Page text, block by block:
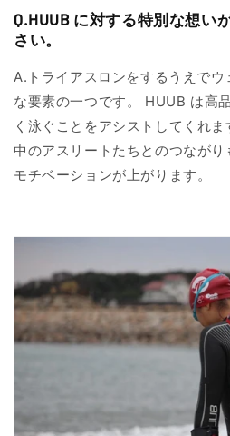
Q.HUUB に対する特別な想い
さい。
A.トライアスロンをするうえで
な要素の一つです。 HUUB は高
く泳ぐことをアシストしてくれ
中のアスリートたちとのつながり
モチベーションが上がります。